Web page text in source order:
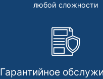
любой сложности
Гарантийное